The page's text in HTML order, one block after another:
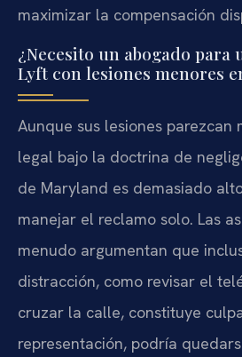
maximizar la compensación
¿Necesito un abogado para
Lyft con lesiones menores
Aunque sus lesiones parezcan
legal bajo la doctrina de
de Maryland es demasiado
manejar el reclamo solo. Las
menudo argumentan que
distracción, como revisar el
cruzar la calle, constituye
representación, podría